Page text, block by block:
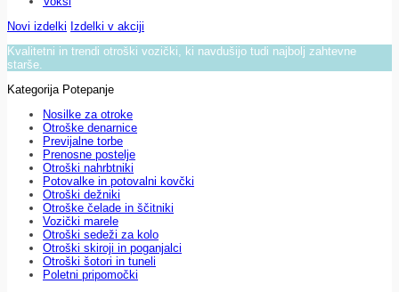
Novi izdelki Izdelki v akciji
Kvalitetni in trendi otroški vozički, ki navdušijo tudi najbolj zahtevne
starše.
Kategorija Potepanje
Nosilke za otroke
Otroške denarnice
Previjalne torbe
Prenosne postelje
Otroški nahrbtniki
Potovalke in potovalni kovčki
Otroški dežniki
Otroške čelade in ščitniki
Vozički marele
Otroški sedeži za kolo
Otroški skiroji in poganjalci
Otroški šotori in tuneli
Poletni pripomočki